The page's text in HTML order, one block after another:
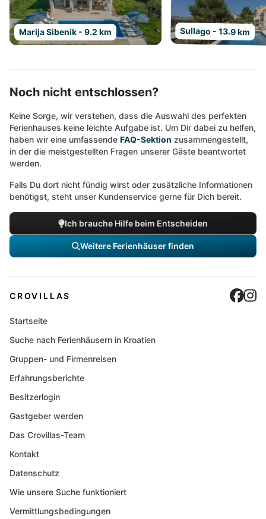
Marija Sibenik - 9.2 km Sullago - 13.9 km
Noch nicht entschlossen?
Keine Sorge, wir verstehen, dass die Auswahl des perfekten
Ferienhauses keine leichte Aufgabe ist. Um Dir dabei zu helfen,
haben wir eine umfassende FAQ-Sektion zusammengestellt,
in der die meistgestellten Fragen unserer Gäste beantwortet
werden.
Falls Du dort nicht fündig wirst oder zusätzliche Informationen
benötigst, steht unser Kundenservice gerne für Dich bereit.
Ich brauche Hilfe beim Entscheiden
Weitere Ferienhäuser finden
CROVILLAS
Startseite
Suche nach Ferienhäusern in Kroatien
Gruppen- und Firmenreisen
Erfahrungsberichte
Besitzerlogin
Gastgeber werden
Das Crovillas-Team
Kontakt
Datenschutz
Wie unsere Suche funktioniert
Vermittlungsbedingungen